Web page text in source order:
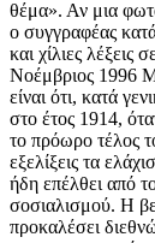
θέμα». Αν μια
ο συγγραφέας
και χίλιες λέξεις
Nοέμβριος 1996
είναι ότι, κατά
στο έτος 1914,
το πρόωρο τέλος
εξελίξεις τα
ήδη επέλθει από
σοσιαλισμού. Η
προκαλέσει